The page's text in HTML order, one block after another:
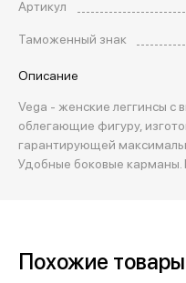
Артикул
Таможенный знак
Описание
Vega - женские леггинсы с
облегающие фигуру,
гарантирующей
Удобные боковые карманы.
Похожие товары